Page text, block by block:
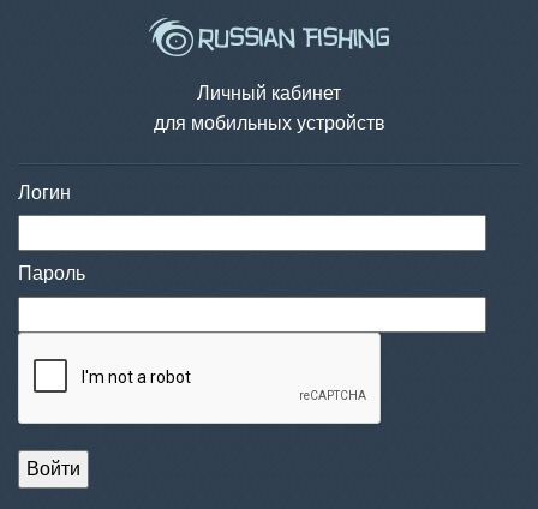
Личный кабинет
для мобильных устройств
Логин
Пароль
Войти